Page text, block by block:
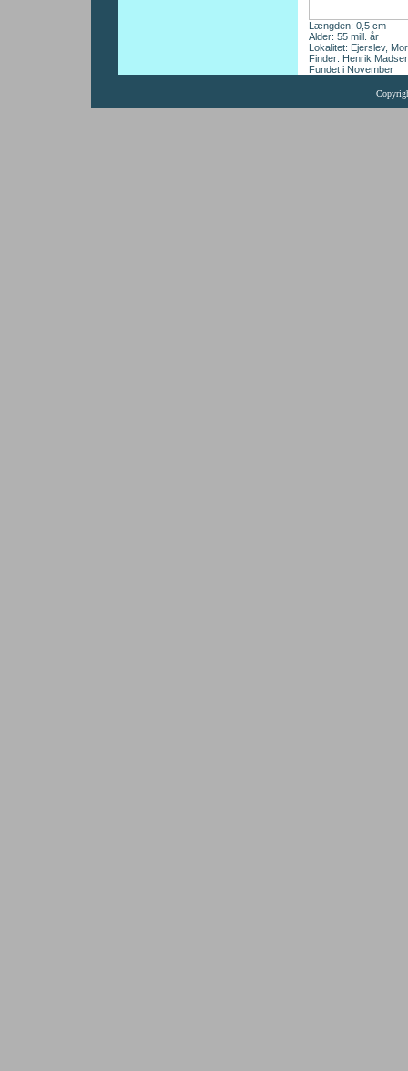
Længden: 0,5 cm
Alder: 55 mill. år
Lokalitet: Ejerslev,
Finder: Henrik
Fundet i November